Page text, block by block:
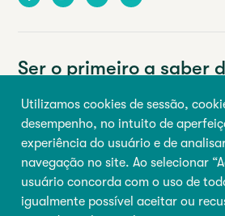
Utilizamos cookies de sessão,
desempenho, no intuito de
experiência do usuário e de
navegação no site. Ao selecionar
usuário concorda com o uso de
igualmente possível aceitar ou
Ser o primeiro a saber
Seu endereço de e-mail
Primeiro nome